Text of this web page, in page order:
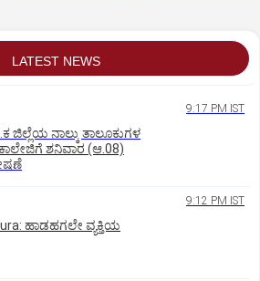
LATEST NEWS
9:17 PM IST
ಜಿಲ್ಲೆಯ ನಾಲ್ಕು ತಾಲೂಕುಗಳ
ಶನಿವಾರ (ಆ.08)
9:12 PM IST
ಹಾಡಹಗಲೇ ವ್ಯಕ್ತಿಯ